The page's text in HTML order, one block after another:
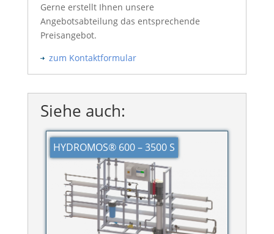
Gerne erstellt Ihnen unsere
Angebotsabteilung das entsprechende
Preisangebot.
zum Kontaktformular
Siehe auch:
HYDROMOS® 600 – 3500 S